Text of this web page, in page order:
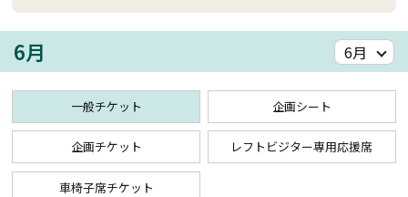
6月
一般チケット 企画シート
企画チケット レフトビジター専用応援席
車椅子席チケット